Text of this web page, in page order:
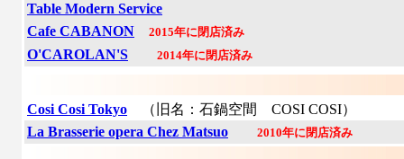
Table Modern Service
Cafe CABANON
2015年に閉店済み
O'CAROLAN'S 2014年に閉店済み
Cosi Cosi Tokyo （旧名： 石鍋空間 COSI COSI）
La Brasserie opera Chez Matsuo
2010年に閉店済み